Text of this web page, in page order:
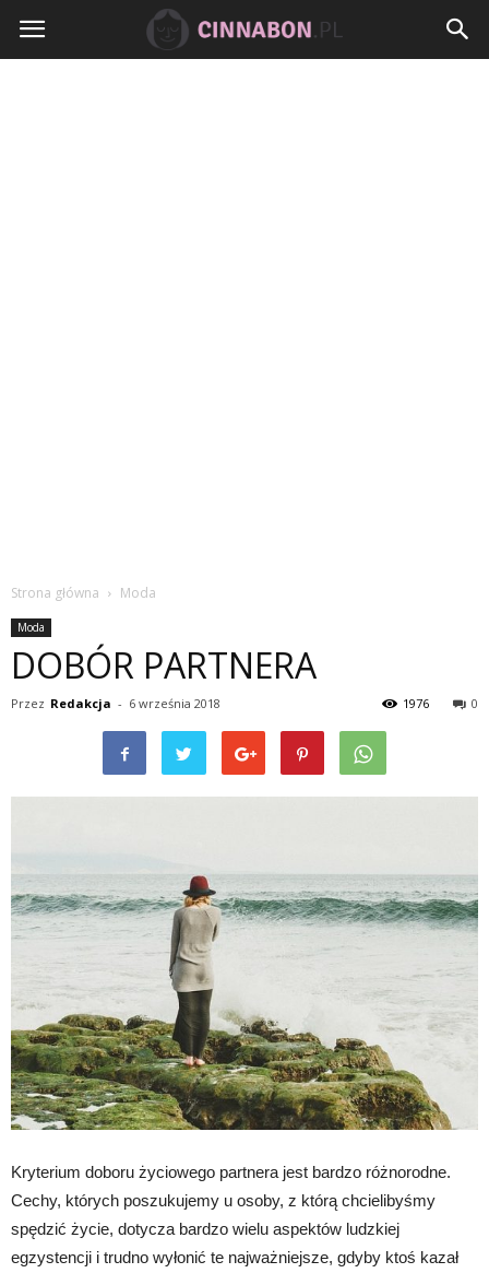
Cinnabon.pl
Strona główna Moda
Moda
DOBÓR PARTNERA
Przez Redakcja - 6 września 2018 0
1976
Kryterium doboru życiowego partnera jest bardzo różnorodne.
Cechy, których poszukujemy u osoby, z którą chcielibyśmy
spędzić życie, dotycza bardzo wielu aspektów ludzkiej
egzystencji i trudno wyłonić te najważniejsze, gdyby ktoś kazał